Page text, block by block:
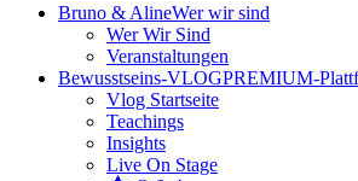
Bruno & AlineWer wir sind
Wer Wir Sind
Veranstaltungen
Bewusstseins-VLOGPREMIUM-
Vlog Startseite
Teachings
Insights
Live On Stage